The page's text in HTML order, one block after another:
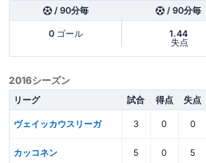
/ 90分毎 / 90分毎
0ゴール 1.44
失点
2016シーズン
リーグ 試合 得点 失点
ヴェイッカウスリーガ 3 0 0
カッコネン 5 0 5